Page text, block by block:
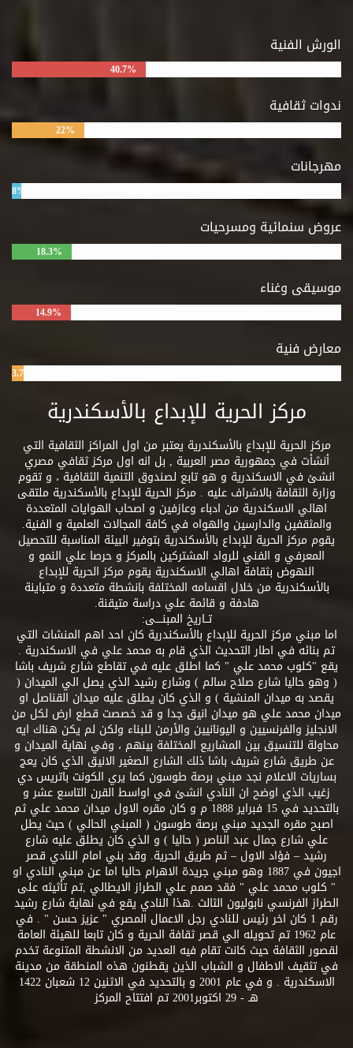
الورش الفنية
40.7%
ندوات ثقافية
22%
مهرجانات
8%
عروض سنمائية ومسرحيات
18.3%
موسيقى وغناء
14.9%
معارض فنية
3.7%
مركز الحرية للإبداع بالأسكندرية
مركز الحرية للإبداع بالأسكندرية يعتبر من اول المراكز الثقافية التي
أنشأت في جمهورية مصر العربية , بل انه اول مركز ثقافي مصري
انشئ في الاسكندرية و هو تابع لصندوق التنمية الثقافية ، و تقوم
وزارة الثقافة بالاشراف عليه . مركز الحرية للإبداع بالأسكندرية ملتقى
اهالي الاسكندرية من ادباء وعازفين و اصحاب الهوايات المتعددة
والمثقفين والدارسين والهواه في كافة المجالات العلمية و الفنية.
يقوم مركز الحرية للإبداع بالأسكندرية بتوفير البيئة المناسبة للتحصيل
المعرفي و الفني للرواد المشتركين بالمركز و حرصا علي النمو و
النهوض بثقافة اهالي الاسكندرية يقوم مركز الحرية للإبداع
بالأسكندرية من خلال اقسامه المختلفة بانشطة متعددة و متباينة
هادفة و قائمة علي دراسة متيقنة.
تــاريخ المبنــــى:
اما مبني مركز الحرية للإبداع بالأسكندرية كان احد اهم المنشات التي
تم بنائه في اطار التحديث الذي قام به محمد علي في الاسكندرية .
يقع "كلوب محمد علي " كما اطلق عليه في تقاطع شارع شريف باشا
( وهو حاليا شارع صلاح سالم ) وشارع رشيد الذي يصل الي الميدان (
يقصد به ميدان المنشية ) و الذي كان يطلق عليه ميدان القناصل او
ميدان محمد علي هو ميدان انيق جدا و قد خصصت قطع ارض لكل من
الانجليز والفرنسيين و اليونانيين والأرمن للبناء ولكن لم يكن هناك ايه
محاولة للتنسيق بين المشاريع المختلفة بينهم ، وفي نهاية الميدان و
عن طريق شارع شريف باشا ذلك الشارع الصغير الانيق الذي كان يعج
بساريات الاعلام نجد مبني برصة طوسون كما يري الكونت باتريس دي
زغيب الذي اوضح ان النادي انشئ في اواسط القرن التاسع عشر و
بالتحديد في 15 فبراير 1888 م و كان مقره الاول ميدان محمد علي ثم
اصبح مقره الجديد مبني برصة طوسون ( المبني الحالي ) حيث يطل
علي شارع جمال عبد الناصر ( حاليا ) و الذي كان يطلق عليه شارع
رشيد – فؤاد الاول – ثم طريق الحرية. وقد بني امام النادي قصر
اجيون في 1887 وهو مبني جريدة الاهرام حاليا اما عن مبني النادي او
" كلوب محمد علي " فقد صمم علي الطراز الايطالي ,تم تأثيثه على
الطراز الفرنسي نابوليون الثالث .هذا النادي يقع في نهاية شارع رشيد
رقم 1 كان اخر رئيس للنادي رجل الاعمال المصري " عزيز حسن " . في
عام 1962 تم تحويله الي قصر ثقافة الحرية و كان تابعا للهيئة العامة
لقصور الثقافة حيث كانت تقام فيه العديد من الانشطة المتنوعة تخدم
في تثقيف الاطفال و الشباب الذين يقطنون هذه المنطقة من مدينة
الاسكندرية . و في عام 2001 و بالتحديد في الاثنين 12 شعبان 1422
هـ - 29 اكتوبر2001 تم افتتاح المركز